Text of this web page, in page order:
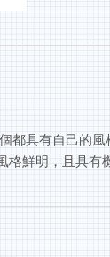
都具有自己的風
鮮明，且具有